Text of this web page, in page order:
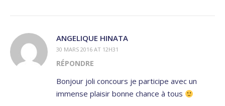
ANGELIQUE HINATA
30 MARS 2016 AT 12H31
RÉPONDRE
Bonjour joli concours je participe avec un
immense plaisir bonne chance à tous